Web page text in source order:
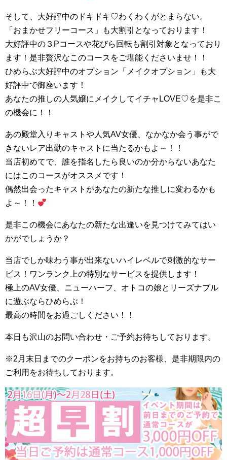
そして、大好評中のドキドキ♡わくわくがとまらない。
「おまかせフリーコース」も大割引となっております！
大好評中の３Pコースや花びら回転も割引対象となっており
ます！是非贅沢なこのコースをご堪能くださいませ！！
ひめらぶ大好評中のオプション「メイクオプション」も大
好評中で御座います！
あなたの推しの人気嬢にメイクしてイチャLOVE♡を是非こ
の機会に！！
あの殿堂入りキャストや人気AV女優、なかなか会う事がで
きないレア出勤のキャストに当たるかもよ～！！
当店初めてで、誰を指名したら良いのか分からないあなた
にはこのコースがオススメです！
偶然出会ったキャストがあなたの新たな推しに変わるかも
よ～！！
是非この機会にあなたの新たな出逢いを見つけてみてはい
かがでしょうか？
当店でしか味わう事が出来ないハイレベルで刺激的なサー
ビス！ワンランク上の特別なサービスを提供します！
極上のAV女優、ニューハーフ、オトコの娘とリーズナブル
に遊ぶならひめらぶ！
最高の時間をお過ごしください！！
本日も沢山のお問い合わせ・ご予約お待ちしております。
※2月末日までのクーポンをお持ちのお客様、是非期限内の
ご利用をお待ちしております。